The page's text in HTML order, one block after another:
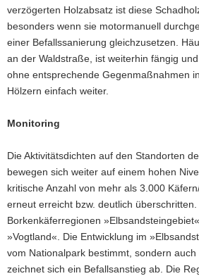
und
Bruchholzanfalls
Winterhalbjahr
2017/18
(Stand:
30.April
Nadelholz,
den
Strukturen
uFB;
einschließlich
des
nicht
bewirtschafteten
Ruhebereichs
verzögerten Holzabsatz ist diese
besonders wenn sie motormanuell
einer Befalls­sanierung gleichzu­setzen.
an der Waldstraße, ist weiterhin fängig
ohne entsprechende Gegenmaßnahmen
Hölzern einfach weiter.
Monitoring
Die Aktivitätsdichten auf den Standorten
bewegen sich weiter auf einem hohen
kritische Anzahl von mehr als 3.000
erneut erreicht bzw. deutlich
Borkenkäferregionen
»Vogtland«. Die Entwicklung im
vom Nationalpark bestimmt, sondern
zeichnet sich ein Befallsanstieg ab. Die